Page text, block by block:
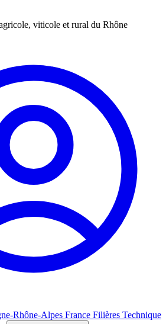
viticole et rural du Rhône
Rhône-Alpes France Filières Technique